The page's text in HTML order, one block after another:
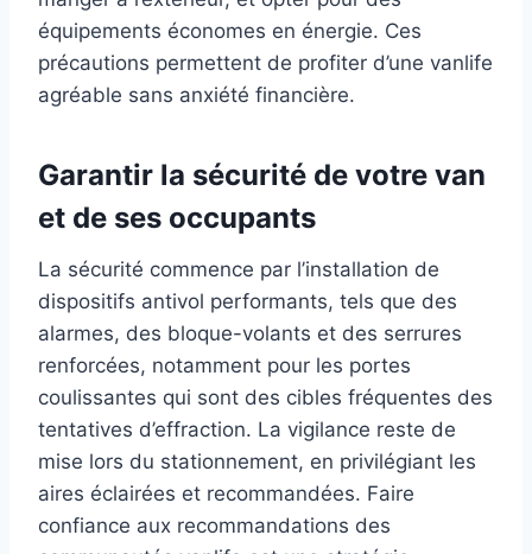
équipements économes en énergie. Ces
précautions permettent de profiter d’une vanlife
agréable sans anxiété financière.
Garantir la sécurité de votre van
et de ses occupants
La sécurité commence par l’installation de
dispositifs antivol performants, tels que des
alarmes, des bloque-volants et des serrures
renforcées, notamment pour les portes
coulissantes qui sont des cibles fréquentes des
tentatives d’effraction. La vigilance reste de
mise lors du stationnement, en privilégiant les
aires éclairées et recommandées. Faire
confiance aux recommandations des